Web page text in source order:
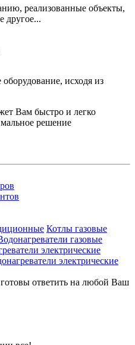
реализованные объекты,
другое...
исходя из
Вам быстро и легко
решение
Котлы газовые
газовые
электрические
электрические
ответить на любой Ваш